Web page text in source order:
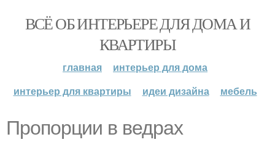
ВСЁ ОБ ИНТЕРЬЕРЕ ДЛЯ ДОМА И
КВАРТИРЫ
главная
интерьер для дома
интерьер для квартиры
идеи дизайна мебель
Пропорции в ведрах